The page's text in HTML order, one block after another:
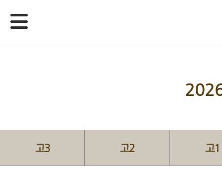
고3 고2 고1